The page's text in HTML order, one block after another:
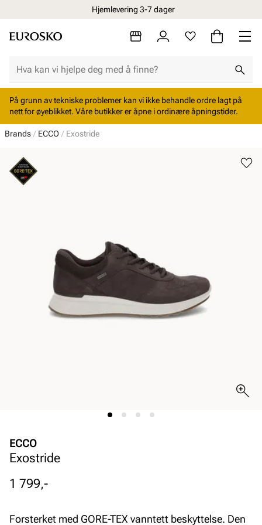
Hjemlevering 3-7 dager
På grunn av tekniske problemer kan vi ikke behandle ordre lagt på
nett for øyeblikket. Våre butikker er åpne i ordinære åpningstider.
Brands ECCO Exostride
ECCO
Exostride
Pris
1 799,-
Forsterket med GORE-TEX vanntett beskyttelse. Den